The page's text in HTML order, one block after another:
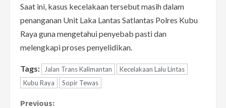
Saat ini, kasus kecelakaan tersebut masih dalam
penanganan Unit Laka Lantas Satlantas Polres Kubu
Raya guna mengetahui penyebab pasti dan
melengkapi proses penyelidikan.
Tags: Jalan Trans Kalimantan
Kecelakaan Lalu Lintas
Kubu Raya
Sopir Tewas
Previous: